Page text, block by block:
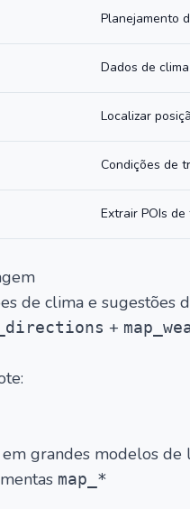
Planejamento
Dados de
Localizar
Condições de
Extrair POIs
de clima e sugestões
+
grandes modelos de
map_*